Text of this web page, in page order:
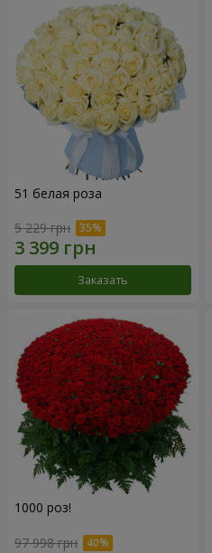
51 белая роза
5 229 грн
Заказать
1000 роз!
97 998 грн